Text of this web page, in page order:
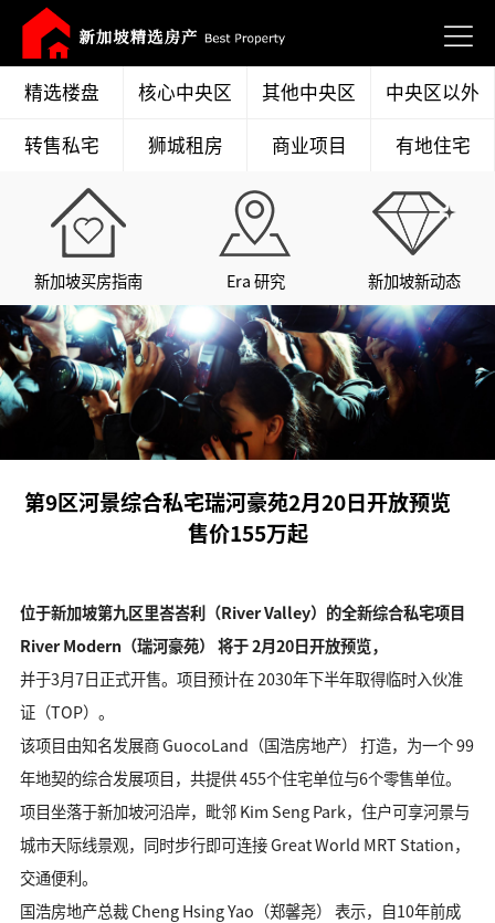
精选楼盘 核心中央区 其他中央区
中央区以外
转售私宅
狮城租房 商业项目 有地住宅
新加坡买房指南 Era 研究 新加坡新动态
第9区河景综合私宅瑞河豪苑2月20日开放预览
售价155万起
位于新加坡第九区里峇峇利（River Valley）的全新综合私宅项目
River Modern（瑞河豪苑） 将于 2月20日开放预览，
并于3月7日正式开售。项目预计在 2030年下半年取得临时入伙准
证（TOP）。
该项目由知名发展商 GuocoLand（国浩房地产） 打造，为一个 99
年地契的综合发展项目，共提供 455个住宅单位与6个零售单位。
项目坐落于新加坡河沿岸，毗邻 Kim Seng Park，住户可享河景与
城市天际线景观，同时步行即可连接 Great World MRT Station，
交通便利。
国浩房地产总裁 Cheng Hsing Yao（郑馨尧） 表示，自10年前成